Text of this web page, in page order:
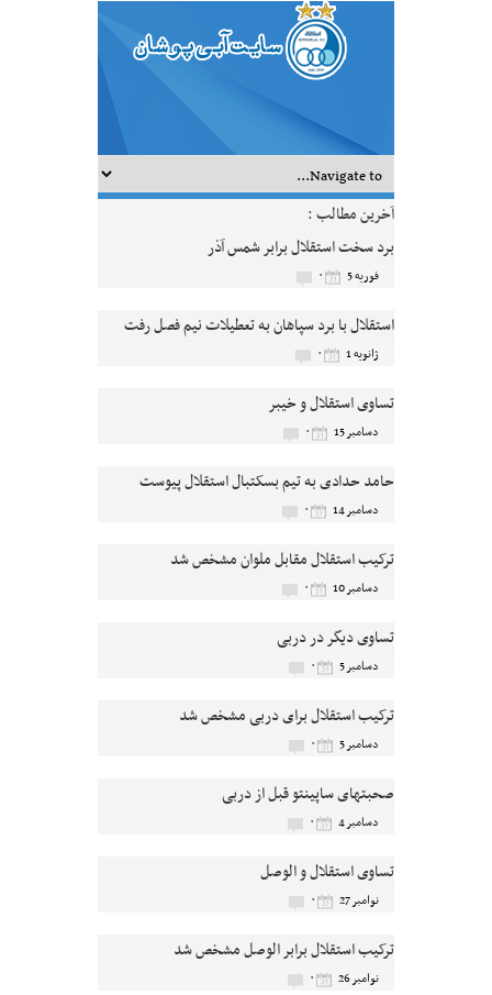
آخرین مطالب :
برد سخت استقلال برابر شمس آذر
فوریه 5 ۰
استقلال با برد سپاهان به تعطیلات نیم فصل رفت
ژانویه 1 ۰
تساوی استقلال و خیبر
دسامبر 15 ۰
حامد حدادی به تیم بسکتبال استقلال پیوست
دسامبر 14 ۰
ترکیب استقلال مقابل ملوان مشخص شد
دسامبر 10 ۰
تساوی دیگر در دربی
دسامبر 5 ۰
ترکیب استقلال برای دربی مشخص شد
دسامبر 5 ۰
صحبتهای ساپینتو قبل از دربی
دسامبر 4 ۰
تساوی استقلال و الوصل
نوامبر 27 ۰
ترکیب استقلال برابر الوصل مشخص شد
نوامبر 26 ۰